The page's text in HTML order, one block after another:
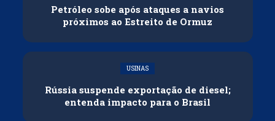
Petróleo sobe após ataques a navios
próximos ao Estreito de Ormuz
USINAS
Rússia suspende exportação de diesel;
entenda impacto para o Brasil